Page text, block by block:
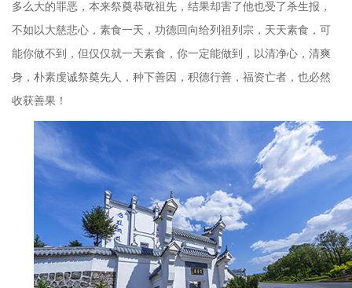
多么大的罪恶，本来祭奠恭敬祖先，结果却害了他也受了杀生报，
不如以大慈悲心，素食一天，功德回向给列祖列宗，天天素食，可
能你做不到，但仅仅就一天素食，你一定能做到，以清净心，清爽
身，朴素虔诚祭奠先人，种下善因，积德行善，福资亡者，也必然
收获善果！